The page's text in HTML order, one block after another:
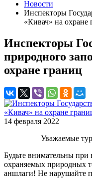
Новости
Инспекторы
«Кивач» на охране
Инспекторы
природного
охране границ
14 февраля 2022
Уважаемые
Будьте внимательны
охраняемых природных
аншлаги! Не нарушайте